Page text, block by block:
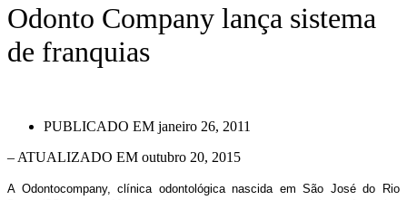
Odonto Company lança sistema
de franquias
PUBLICADO EM janeiro 26, 2011
– ATUALIZADO EM outubro 20, 2015
A Odontocompany, clínica odontológica nascida em São José do Rio